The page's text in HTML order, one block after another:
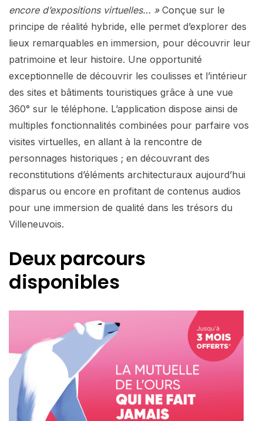
encore d’expositions virtuelles… »Conçue sur le
principe de réalité hybride, elle permet d’explorer des
lieux remarquables en immersion, pour découvrir leur
patrimoine et leur histoire. Une opportunité
exceptionnelle de découvrir les coulisses et l’intérieur
des sites et bâtiments touristiques grâce à une vue
360° sur le téléphone. L’application dispose ainsi de
multiples fonctionnalités combinées pour parfaire vos
visites virtuelles, en allant à la rencontre de
personnages historiques ; en découvrant des
reconstitutions d’éléments architecturaux aujourd’hui
disparus ou encore en profitant de contenus audios
pour une immersion de qualité dans les trésors du
Villeneuvois.
Deux parcours
disponibles